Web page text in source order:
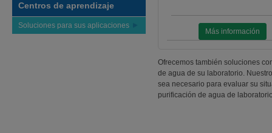
Centros de aprendizaje
Soluciones para sus aplicaciones
Más información
Ofrecemos también soluciones
de agua de su laboratorio.
sea necesario para evaluar su
purificación de agua de